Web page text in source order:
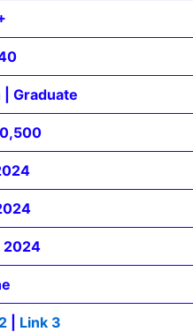
| Graduate
2024
Link 3